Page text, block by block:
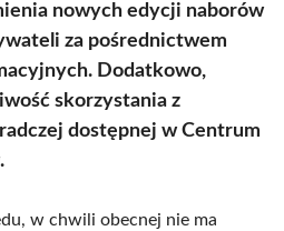
nowych edycji naborów
za pośrednictwem
Dodatkowo,
skorzystania z
dostępnej w Centrum
w chwili obecnej nie ma